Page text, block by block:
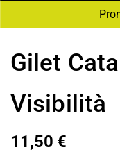
Gilet
Visibilità
11,50 €